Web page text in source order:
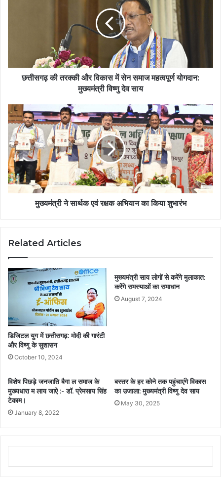
छत्तीसगढ़ की तरक्की और विकास में सेन समाज महत्वपूर्ण योगदान:
मुख्यमंत्री विष्णु देव साय
मुख्यमंत्री ने सार्थक एवं रक्षक अभियान का किया शुभारंभ
Related Articles
डिजिटल युग में छत्तीसगढ़: मोदी की गारंटी
और विष्णु के सुशासन
October 10, 2024
मुख्यमंत्री साय लोगों से करेंगे मुलाकात:
करेंगे समस्याओं का समाधान
August 7, 2024
विशेष पिछड़े जनजाति बैगा ल समाज के
मुख्यधारा म लाय जाऐ :- डॉ. प्रेमसाय सिंह
टेकाम।
January 8, 2022
बस्तर के हर कोने तक पहुंचाएंगे विकास
का उजाला: मुख्यमंत्री विष्णु देव साय
May 30, 2025